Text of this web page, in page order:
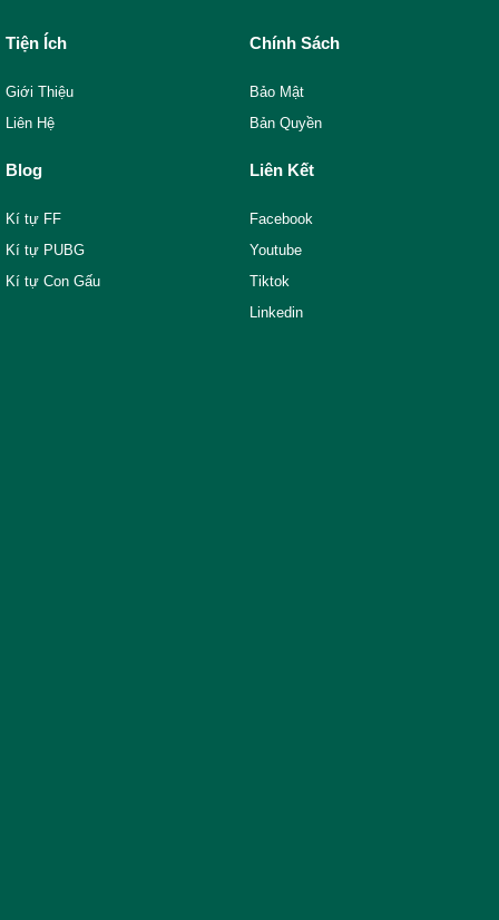
Tiện Ích
Giới Thiệu
Liên Hệ
Chính Sách
Bảo Mật
Bản Quyền
Blog
Kí tự FF
Kí tự PUBG
Kí tự Con Gấu
Liên Kết
Facebook
Youtube
Tiktok
Linkedin